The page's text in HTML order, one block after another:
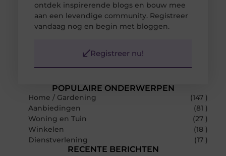
POPULAIRE ONDERWERPEN
Home / Gardening
(147 )
Aanbiedingen
(81 )
Woning en Tuin
(27 )
Winkelen
(18 )
Dienstverlening
(17 )
RECENTE BERICHTEN
ontdek inspirerende blogs en bouw mee
aan een levendige community. Registreer
vandaag nog en begin met bloggen.
Registreer nu!